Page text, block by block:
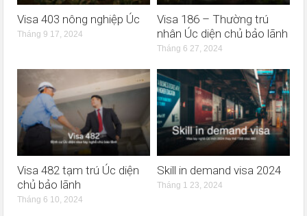
Visa 403 nông nghiệp Úc
Tháng 9 17, 2024
Visa 186 – Thường trú
nhân Úc diện chủ bảo lãnh
Tháng 6 27, 2024
Visa 482 tạm trú Úc diện
chủ bảo lãnh
Tháng 6 10, 2024
Skill in demand visa 2024
Tháng 1 23, 2024